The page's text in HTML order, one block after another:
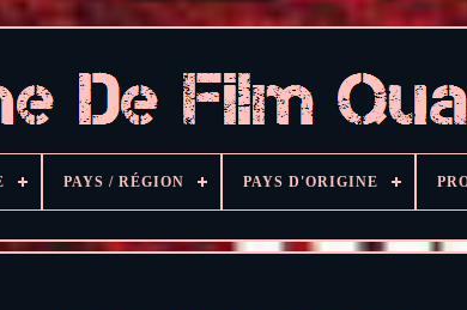
PAYS / RÉGION PAYS D'ORIGINE